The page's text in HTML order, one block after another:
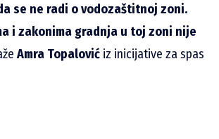
se ne radi o vodozaštitnoj zoni.
i zakonima gradnja u toj zoni nije
Amra Topalović iz inicijative za spas